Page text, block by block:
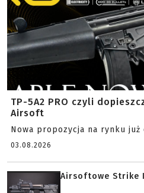
TP-5A2 PRO czyli
Airsoft
Nowa propozycja na rynku już
03.08.2026
Airsoftowe Strike